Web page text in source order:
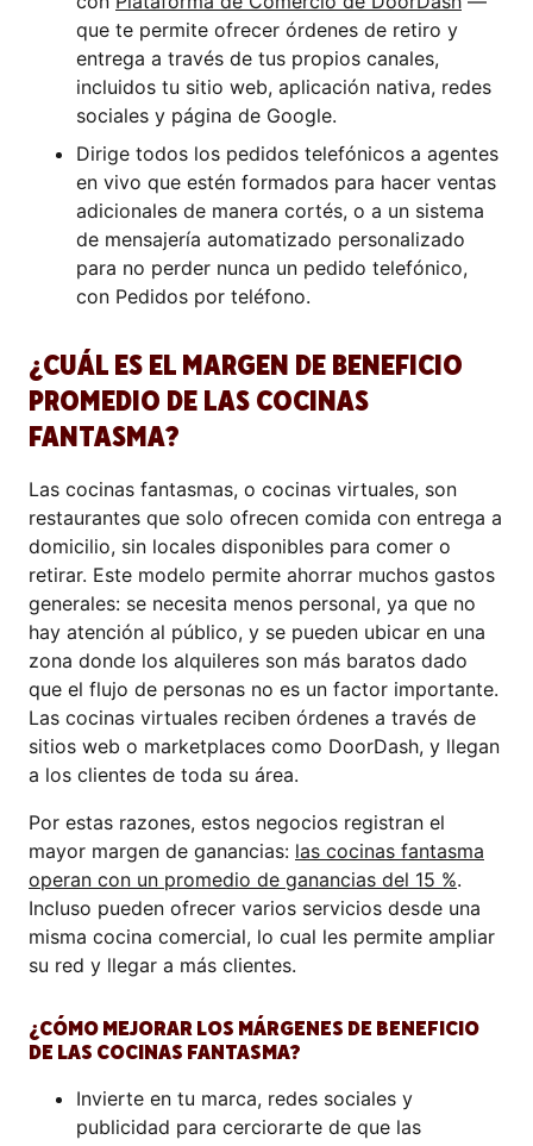
que te permite ofrecer órdenes de retiro y
entrega a través de tus propios canales,
incluidos tu sitio web, aplicación nativa, redes
sociales y página de Google.
Dirige todos los pedidos telefónicos a agentes
en vivo que estén formados para hacer ventas
adicionales de manera cortés, o a un sistema
de mensajería automatizado personalizado
para no perder nunca un pedido telefónico,
con Pedidos por teléfono.
¿CUÁL ES EL MARGEN DE BENEFICIO
PROMEDIO DE LAS COCINAS
FANTASMA?
Las cocinas fantasmas, o cocinas virtuales, son
restaurantes que solo ofrecen comida con entrega a
domicilio, sin locales disponibles para comer o
retirar. Este modelo permite ahorrar muchos gastos
generales: se necesita menos personal, ya que no
hay atención al público, y se pueden ubicar en una
zona donde los alquileres son más baratos dado
que el flujo de personas no es un factor importante.
Las cocinas virtuales reciben órdenes a través de
sitios web o marketplaces como DoorDash, y llegan
a los clientes de toda su área.
Por estas razones, estos negocios registran el
mayor margen de ganancias: las cocinas fantasma
operan con un promedio de ganancias del 15 %.
Incluso pueden ofrecer varios servicios desde una
misma cocina comercial, lo cual les permite ampliar
su red y llegar a más clientes.
¿CÓMO MEJORAR LOS MÁRGENES DE BENEFICIO
DE LAS COCINAS FANTASMA?
Invierte en tu marca, redes sociales y
publicidad para cerciorarte de que las